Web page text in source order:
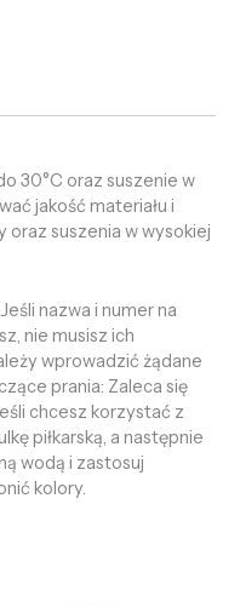
30°C oraz suszenie w
jakość materiału i
oraz suszenia w wysokiej
nazwa i numer na
nie musisz ich
wprowadzić żądane
prania: Zaleca się
chcesz korzystać z
piłkarską, a następnie
wodą i zastosuj
kolory.